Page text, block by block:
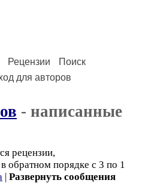
Рецензии
Поиск
для авторов
- написанные
рецензии,
обратном порядке с 3 по 1
| Развернуть сообщения